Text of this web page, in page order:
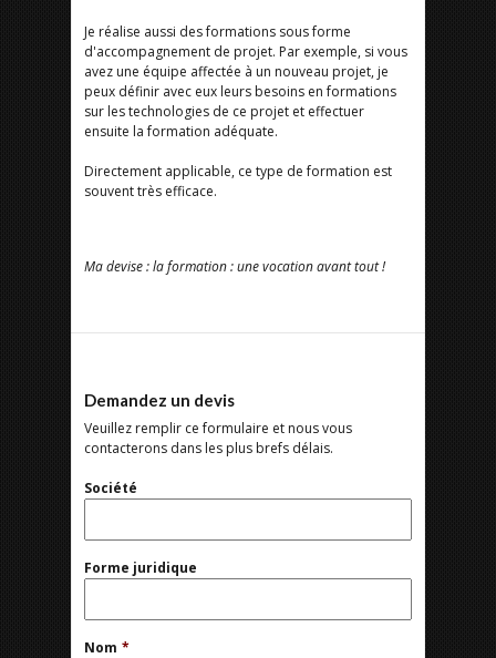
Je réalise aussi des formations sous forme
d'accompagnement de projet. Par exemple, si vous
avez une équipe affectée à un nouveau projet, je
peux définir avec eux leurs besoins en formations
sur les technologies de ce projet et effectuer
ensuite la formation adéquate.
Directement applicable, ce type de formation est
souvent très efficace.
Ma devise : la formation : une vocation avant tout !
Demandez un devis
Veuillez remplir ce formulaire et nous vous
contacterons dans les plus brefs délais.
Société
Forme juridique
Nom *